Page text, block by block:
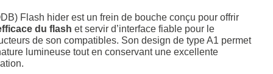
Flash hider est un frein de bouche conçu pour offrir
du flash et servir d’interface fiable pour le
de son compatibles. Son design de type A1 permet
lumineuse tout en conservant une excellente